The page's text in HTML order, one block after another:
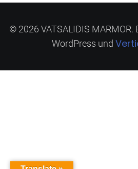
© 2026 VATSALIDIS MARMOR.
WordPress und